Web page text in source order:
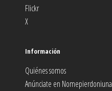
Flickr
X
Información
Quiénes somos
Anúnciate en Nomepierdoniuna